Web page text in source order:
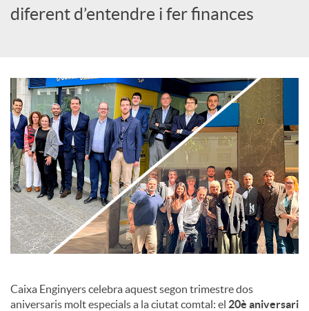
r
e
c
o
n
t
diferent d’entendre i fer finances
Caixa Enginyers celebra aquest segon trimestre dos
aniversaris molt especials a la ciutat comtal: el 20è aniversari